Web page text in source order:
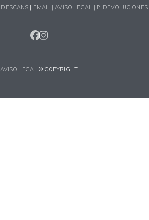
DESCANS| EMAIL |AVISO LEGAL | P. DEVOLUCIONES
FACEBOOK
INSTAGRAM
AVISO LEGAL© COPYRIGHT